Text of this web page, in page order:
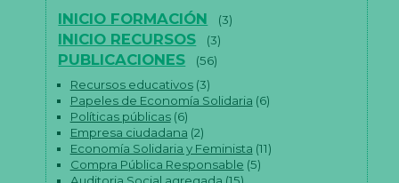
INICIO FORMACIÓN (3)
INICIO RECURSOS (3)
PUBLICACIONES
(56)
Recursos educativos(3)
Papeles de Economía Solidaria (6)
Políticas públicas(6)
Empresa ciudadana (2)
Economía Solidaria y Feminista (11)
Compra Pública Responsable (5)